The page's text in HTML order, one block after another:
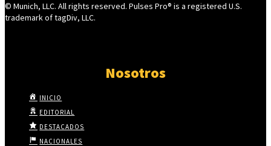
© Munich, LLC. All rights reserved. Pulses Pro® is a registered U.S.
trademark of tagDiv, LLC.
Nosotros
INICIO
EDITORIAL
DESTACADOS
NACIONALES